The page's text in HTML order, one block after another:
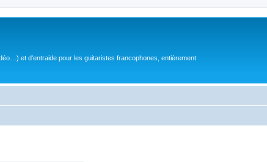
et d'entraide pour les guitaristes francophones, entièrement